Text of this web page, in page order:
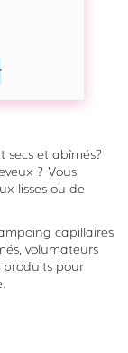
secs et abîmés?
? Vous
lisses ou de
capillaires
volumateurs
produits pour